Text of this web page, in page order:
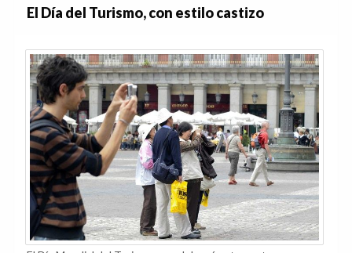
El Día del Turismo, con estilo castizo